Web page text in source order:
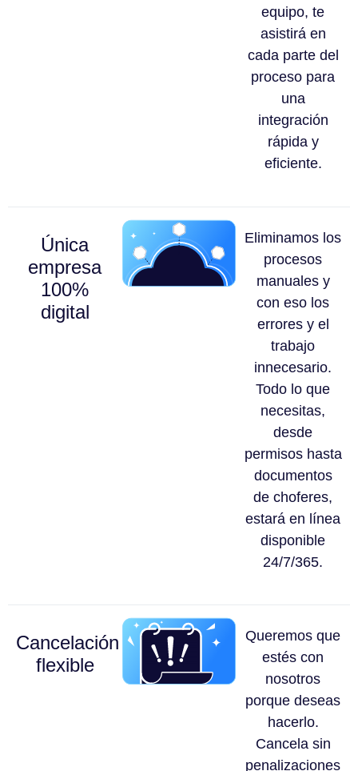
equipo, te
asistirá en
cada parte del
proceso para
una
integración
rápida y
eficiente.
Única
empresa
100%
digital
Eliminamos los
procesos
manuales y
con eso los
errores y el
trabajo
innecesario.
Todo lo que
necesitas,
desde
permisos hasta
documentos
de choferes,
estará en línea
disponible
24/7/365.
Cancelación
flexible
Queremos que
estés con
nosotros
porque deseas
hacerlo.
Cancela sin
penalizaciones